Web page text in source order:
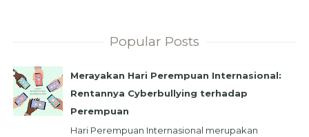
Popular Posts
Merayakan Hari Perempuan Internasional:
Rentannya Cyberbullying terhadap
Perempuan
Hari Perempuan Internasional merupakan